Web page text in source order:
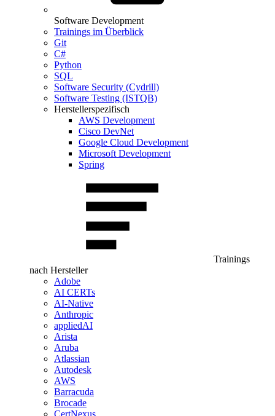
Software Development
Trainings im Überblick
Git
C#
Python
SQL
Software Security (Cydrill)
Software Testing (ISTQB)
Herstellerspezifisch
AWS Development
Cisco DevNet
Google Cloud Development
Microsoft Development
Spring
Trainings
nach Hersteller
Adobe
AI CERTs
AI-Native
Anthropic
appliedAI
Arista
Aruba
Atlassian
Autodesk
AWS
Barracuda
Brocade
CertNexus